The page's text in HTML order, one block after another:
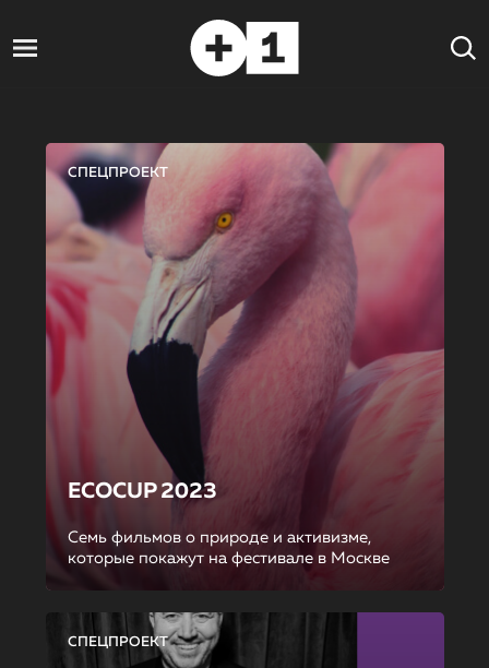
СПЕЦПРОЕКТ
ECOCUP 2023
Семь фильмов о природе и активизме,
которые покажут на фестивале в Москве
СПЕЦПРОЕКТ